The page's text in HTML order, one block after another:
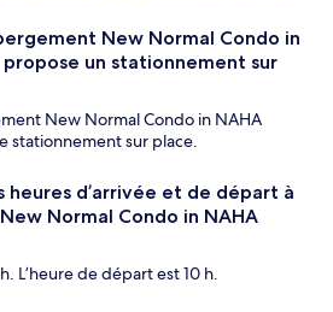
New Normal Condo in
propose un stationnement sur
New Normal Condo in NAHA
stationnement sur place.
heures d’arrivée et de départ à
Normal Condo in NAHA
L’heure de départ est 10 h.